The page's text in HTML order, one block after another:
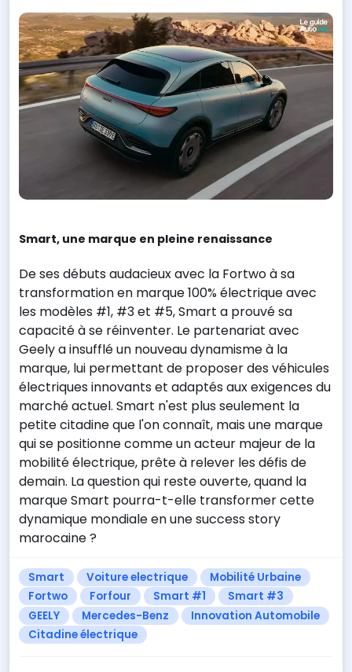
Smart, une marque en pleine renaissance
De ses débuts audacieux avec la Fortwo à sa
transformation en marque 100% électrique avec
les modèles #1, #3 et #5, Smart a prouvé sa
capacité à se réinventer. Le partenariat avec
Geely a insufflé un nouveau dynamisme à la
marque, lui permettant de proposer des véhicules
électriques innovants et adaptés aux exigences du
marché actuel. Smart n'est plus seulement la
petite citadine que l'on connaît, mais une marque
qui se positionne comme un acteur majeur de la
mobilité électrique, prête à relever les défis de
demain. La question qui reste ouverte, quand la
marque Smart pourra-t-elle transformer cette
dynamique mondiale en une success story
marocaine ?
Smart Voiture electrique
Mobilité Urbaine
Fortwo
Forfour Smart #1
Smart #3
GEELY
Mercedes-Benz
Innovation Automobile
Citadine électrique